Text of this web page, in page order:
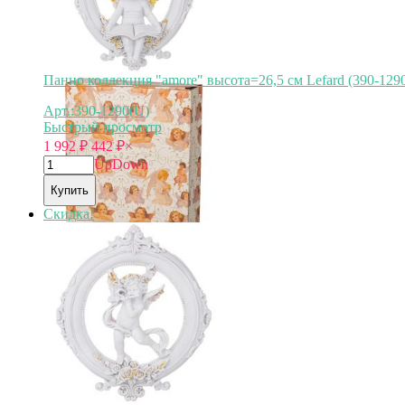
Панно коллекция "amore" высота=26,5 см Lefard (390-
Арт.:390-1290(U)
Быстрый просмотр
1 992₽ 442₽×
UpDown
Купить
Скидка!